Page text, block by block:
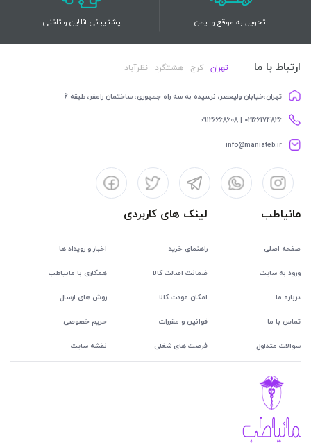
تحویل به موقع و ایمن پشتیبانی آنلاین و تلفنی
ارتباط با ما تهران کرج هشتگرد نظرآباد
تهران،خیابان ولیعصر، نرسیده به سه راه جمهوری، ساختمان رامفر، طبقه 6
02166174826 | 09126668608
info@maniateb.ir
مانیاطب
صفحه اصلی
ورود به سایت
درباره ما
تماس با ما
سوالات متداول
لینک های کاربردی
راهنمای خرید اخبار و رویداد ها
ضمانت اصالت کالا همکاری با مانیاطب
امکان عودت کالا روش های ارسال
قوانین و مقررات حریم خصوصی
فرصت های شغلی نقشه سایت